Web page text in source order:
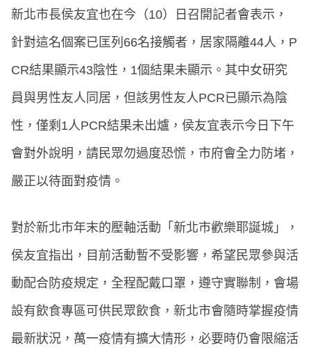
新北市長侯友宜也在今（10）日召開記者會表示，
針對這名個案已匡列66名接觸者，居家隔離44人，P
CR結果顯示43陰性，1個結果未顯示。其中女研究
員與男性友人同居，但該男性友人PCR已顯示為陰
性，僅剩1人PCR結果未出爐，侯友宜表示今日下午
會對外說明，請民眾勿過度恐慌，市府會全力防堵，
嚴正以待面對疫情。
對於新北市年末的壓軸活動「新北市歡樂耶誕城」，
侯友宜指出，目前活動暫不受影響，希望民眾參與活
動配合防疫規定，全程配戴口罩，遵守實聯制，會場
設有飲食專區可供民眾飲食，新北市會隨時掌握疫情
最新狀況，萬一疫情有擴大情形，必要時仍會限縮活